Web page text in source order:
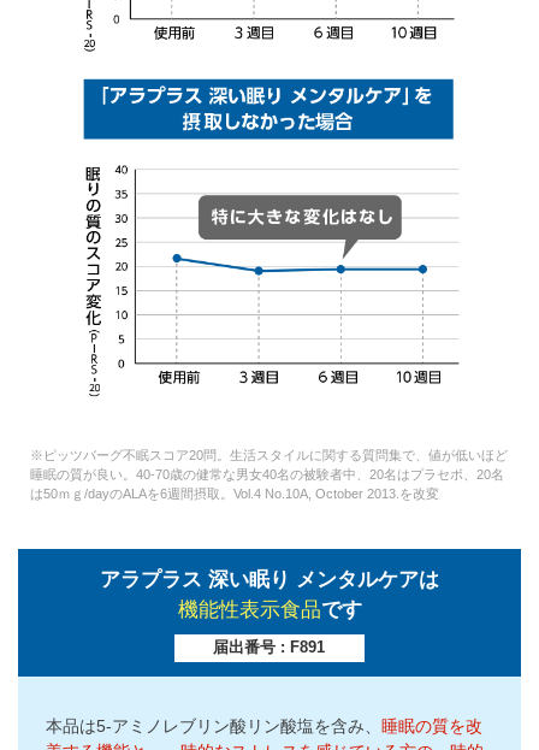
※ピッツバーグ不眠スコア20問。生活スタイルに関する質問集で、値が低いほど
睡眠の質が良い。40-70歳の健常な男女40名の被験者中、20名はプラセボ、20名
は50ｍｇ/dayのALAを6週間摂取。Vol.4 No.10A, October 2013.を改変
アラプラス 深い眠り メンタルケアは
機能性表示食品です
届出番号 : F891
本品は5-アミノレブリン酸リン酸塩を含み、 睡眠の質を改